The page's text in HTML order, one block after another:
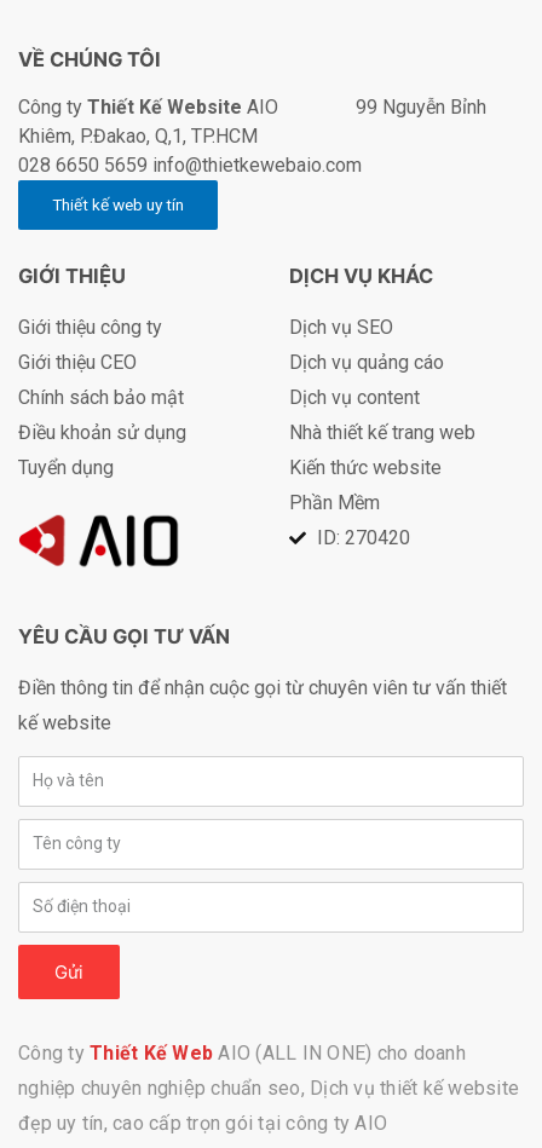
VỀ CHÚNG TÔI
Công ty Thiết Kế Website AIO 99 Nguyễn Bỉnh
Khiêm, P.Đakao, Q,1, TP.HCM
028 6650 5659 info@thietkewebaio.com
GIỚI THIỆU
Giới thiệu công ty
Giới thiệu CEO
Chính sách bảo mật
Điều khoản sử dụng
Tuyển dụng
DỊCH VỤ KHÁC
Dịch vụ SEO
Dịch vụ quảng cáo
Dịch vụ content
Nhà thiết kế trang web
Kiến thức website
Phần Mềm
ID: 270420
YÊU CẦU GỌI TƯ VẤN
Điền thông tin để nhận cuộc gọi từ chuyên viên tư vấn thiết
kế website
Gửi
Công ty Thiết Kế Web AIO (ALL IN ONE) cho doanh
nghiệp chuyên nghiệp chuẩn seo, Dịch vụ thiết kế website
đẹp uy tín, cao cấp trọn gói tại công ty AIO